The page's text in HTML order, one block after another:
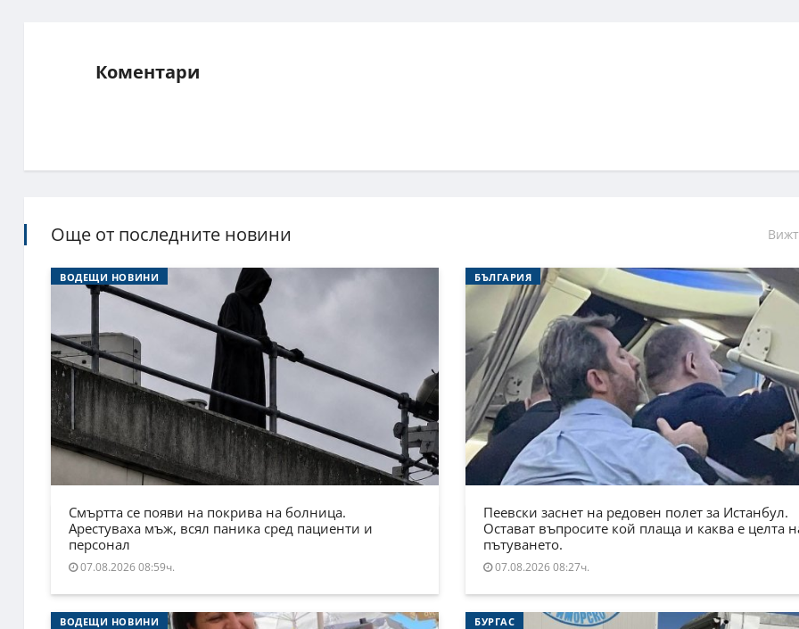
Коментари
Още от последните новини
ВОДЕЩИ НОВИНИ
Смъртта се появи на покрива на болница.
Арестуваха мъж, всял паника сред пациенти и
персонал
07.08.2026 08:59ч.
БЪЛГАРИЯ
Пеевски заснет на редовен полет за Истанбул.
Остават въпросите кой плаща и каква е целта
пътуването.
07.08.2026 08:27ч.
ВОДЕЩИ НОВИНИ БУРГАС